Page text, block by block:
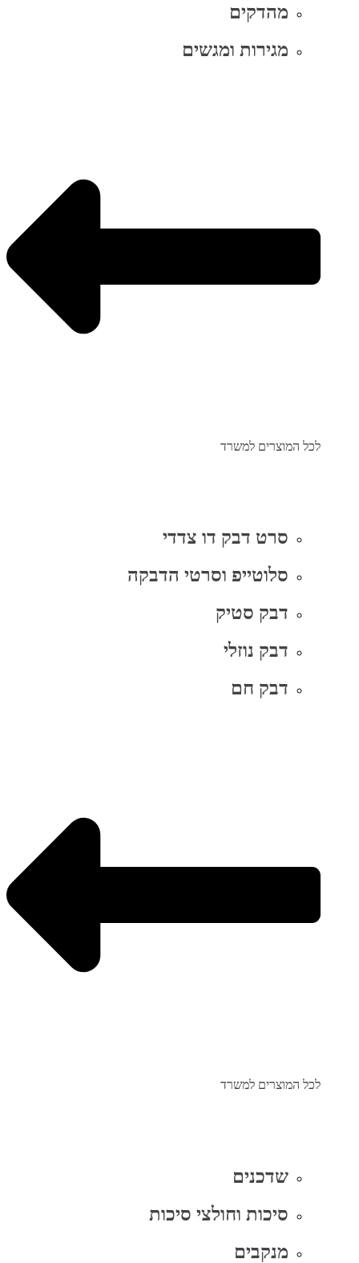
מהדקים
מגירות ומגשים
לכל המוצרים למשרד
סרט דבק דו צדדי
סלוטייפ וסרטי הדבקה
דבק סטיק
דבק נוזלי
דבק חם
לכל המוצרים למשרד
שדכנים
סיכות וחולצי סיכות
מנקבים